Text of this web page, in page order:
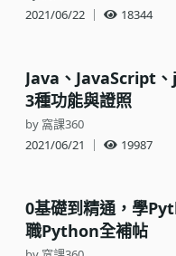
2021/06/22 ｜ 18344
Java、JavaScript
3種功能與證照
by 窩課360
2021/06/21
｜ 19987
0基礎到精通，學
職Python全補帖